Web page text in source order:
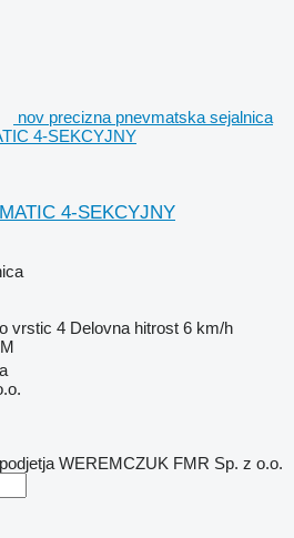
nov precizna pnevmatska sejalnica
4-SEKCYJNY
4-SEKCYJNY
vrstic 4 Delovna hitrost 6 km/h
WEREMCZUK FMR Sp. z o.o.